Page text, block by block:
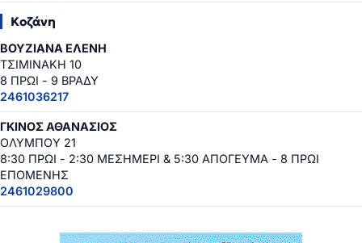
Κοζάνη
ΒΟΥΖΙΑΝΑ ΕΛΕΝΗ
ΤΣΙΜΙΝΑΚΗ 10
8 ΠΡΩΙ - 9 ΒΡΑΔΥ
2461036217
ΓΚΙΝΟΣ ΑΘΑΝΑΣΙΟΣ
ΟΛΥΜΠΟΥ 21
8:30 ΠΡΩΙ - 2:30 ΜΕΣΗΜΕΡΙ & 5:30 ΑΠΟΓΕΥΜΑ - 8 ΠΡΩΙ
ΕΠΟΜΕΝΗΣ
2461029800